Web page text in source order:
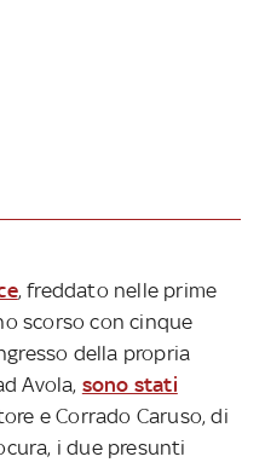
, freddato nelle prime
scorso con cinque
della propria
Avola, sono stati
e Corrado Caruso, di
i due presunti